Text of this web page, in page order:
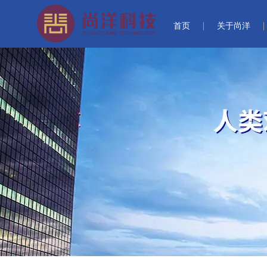
首页 关于尚洋